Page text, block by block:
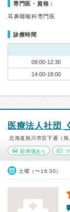
専門医・資格：
耳鼻咽喉科専門医
診療時間
09:00-12:30
14:00-18:00
医療法人社団
北海道旭川市宮下通（旭
駐車場あり
土曜（〜16:30）